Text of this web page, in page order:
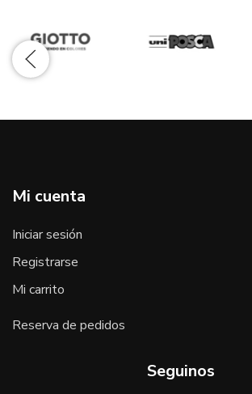
Mi cuenta
Iniciar sesión
Registrarse
Mi carrito
Reserva de pedidos
Seguinos